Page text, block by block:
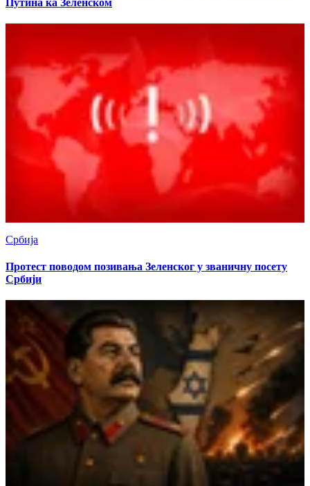
Србија
Протест поводом позивања Зеленског у званичну посету
Србији